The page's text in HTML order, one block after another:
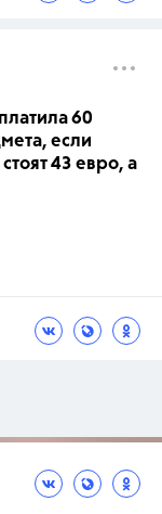
60
если
43 евро, а